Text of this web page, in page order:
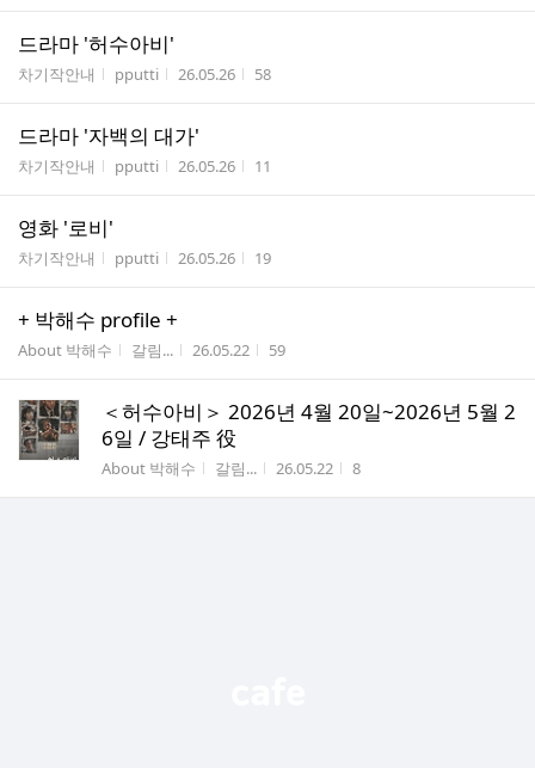
드라마 '허수아비'
게시판명
차기작안내 작성자
pputti 작성시간
26.05.26 조회수
58
드라마 '자백의 대가'
게시판명
차기작안내 작성자
pputti 작성시간
26.05.26 조회수
11
영화 '로비'
게시판명
차기작안내 작성자
pputti 작성시간
26.05.26 조회수
19
+ 박해수 profile +
게시판명
About 박해수 작성자
갈림... 작성시간
26.05.22 조회수
59
＜허수아비＞ 2026년 4월 20일~2026년 5월 2
6일 / 강태주 役
게시판명
About 박해수 작성자
갈림... 작성시간
26.05.22 조회수
8